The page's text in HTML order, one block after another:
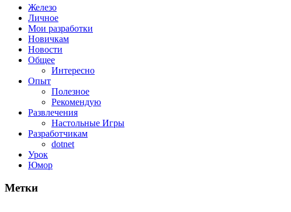
Железо
Личное
Мои разработки
Новичкам
Новости
Общее
Интересно
Опыт
Полезное
Рекомендую
Развлечения
Настольные Игры
Разработчикам
dotnet
Урок
Юмор
Метки